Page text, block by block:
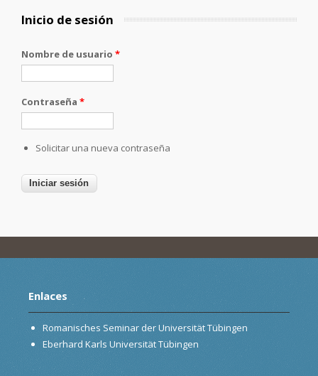
Inicio de sesión
Nombre de usuario *
Contraseña *
Solicitar una nueva contraseña
Enlaces
Romanisches Seminar der Universität Tübingen
Eberhard Karls Universität Tübingen